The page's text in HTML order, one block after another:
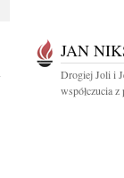
JAN
Drogiej Joli i
współczucia